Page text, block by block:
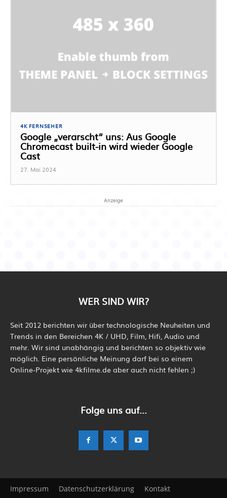
4K FERNSEHER
Google „verarscht“ uns: Aus Google
Chromecast built-in wird wieder Google
Cast
27. Mai 2024
Anzeige
WER SIND WIR?
Seit 2012 berichten wir über technologische Neuheiten und
Trends in den Bereichen 4K / UHD, Film, Hifi, Audio und
mehr. Wir sind unabhängig und berichten so objektiv wie
möglich. Eine persönliche Meinung darf bei so einem
Online-Projekt wie 4kfilme.de aber auch nicht fehlen ;)
Folge uns auf...
Impressum Datenschutzerklärung Kontakt